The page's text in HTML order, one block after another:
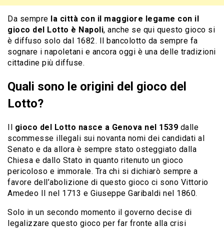
Da sempre la città con il maggiore legame con il
gioco del Lotto è Napoli, anche se qui questo gioco si
è diffuso solo dal 1682. Il bancolotto da sempre fa
sognare i napoletani e ancora oggi è una delle tradizioni
cittadine più diffuse.
Quali sono le origini del gioco del
Lotto?
gioco del Lotto nasce a Genova nel 1539 dalle
scommesse illegali sui novanta nomi dei candidati al
Senato e da allora è sempre stato osteggiato dalla
Chiesa e dallo Stato in quanto ritenuto un gioco
pericoloso e immorale. Tra chi si dichiarò sempre a
favore dell’abolizione di questo gioco ci sono Vittorio
Amedeo II nel 1713 e Giuseppe Garibaldi nel 1860.
Solo in un secondo momento il governo decise di
legalizzare questo gioco per far fronte alla crisi